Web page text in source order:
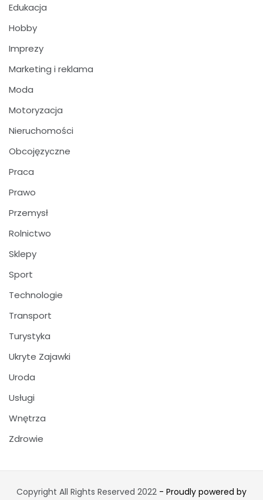
Edukacja
Hobby
Imprezy
Marketing i reklama
Moda
Motoryzacja
Nieruchomości
Obcojęzyczne
Praca
Prawo
Przemysł
Rolnictwo
Sklepy
Sport
Technologie
Transport
Turystyka
Ukryte Zajawki
Uroda
Usługi
Wnętrza
Zdrowie
Copyright All Rights Reserved 2022 - Proudly powered by